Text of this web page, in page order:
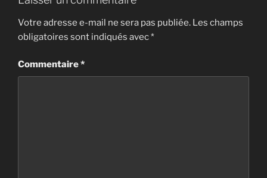
Votre adresse e-mail ne sera pas publiée. Les champs
obligatoires sont indiqués avec*
Commentaire*